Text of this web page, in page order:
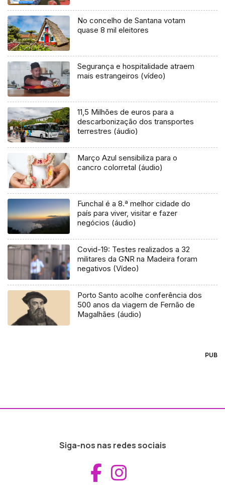
No concelho de Santana votam
quase 8 mil eleitores
Segurança e hospitalidade atraem
mais estrangeiros (vídeo)
11,5 Milhões de euros para a
descarbonização dos transportes
terrestres (áudio)
Março Azul sensibiliza para o
cancro colorretal (áudio)
Funchal é a 8.ª melhor cidade do
país para viver, visitar e fazer
negócios (áudio)
Covid-19: Testes realizados a 32
militares da GNR na Madeira foram
negativos (Vídeo)
Porto Santo acolhe conferência dos
500 anos da viagem de Fernão de
Magalhães (áudio)
PUB
Siga-nos nas redes sociais
Aceder ao